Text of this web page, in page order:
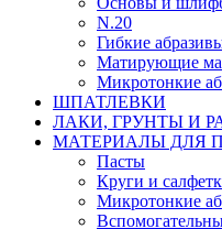
N.20
Гибкие
Матирующие
Микротонкие
ШПАТЛЕВКИ
ЛАКИ, ГРУНТЫ И
МАТЕРИАЛЫ ДЛЯ
Пасты
Круги и
Микротонкие